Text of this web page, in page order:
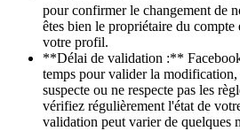
pour confirmer le changement de
êtes bien le propriétaire du compte
votre profil.
**Délai de validation :**
temps pour valider la
suspecte ou ne respecte pas les
vérifiez régulièrement l'état de
validation peut varier de quelques